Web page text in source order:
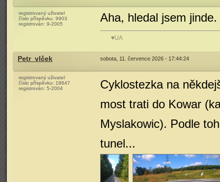
registrovaný uživatel
číslo příspěvku: 9903
registrován: 9-2005 Aha, hledal jsem
♥UA
Petr_vlček sobota, 11. července 2026 - 17:44:24
registrovaný uživatel
číslo příspěvku: 18647
registrován: 5-2004
Cyklostezka na
most trati do Kowar
Myslakowic). Podle
tunel...